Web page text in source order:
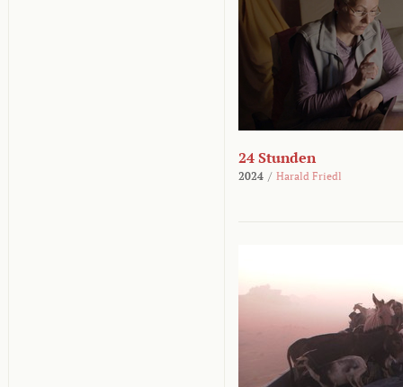
24 Stunden
2024 / Harald Friedl